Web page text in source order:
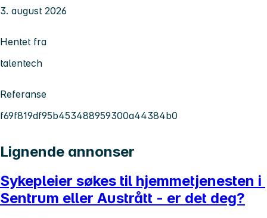
3. august 2026
Hentet fra
talentech
Referanse
f69f819df95b453488959300a44384b0
Lignende annonser
Sykepleier søkes til hjemmetjenesten i
Sentrum eller Austrått - er det deg?